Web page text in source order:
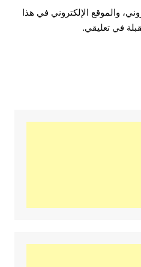
والموقع الإلكتروني في هذا
في تعليقي.